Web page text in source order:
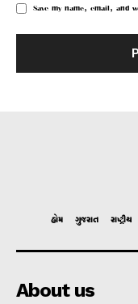
Save my name, email, and
હોમ ગુજરાત રાષ્ટ્રીય
About us